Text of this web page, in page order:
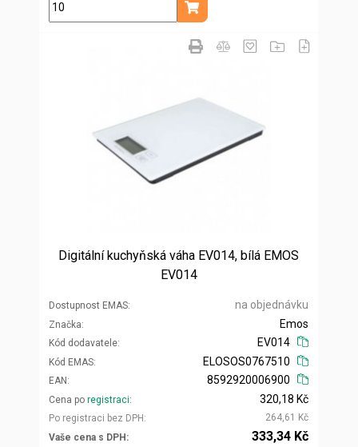
ks
Přidat do košíku
Digitální kuchyňská váha EV014, bílá EMOS
EV014
Dostupnost EMAS na objednávku
Značka
Kód dodavatele
Emos
EV014
Kód EMAS
EAN
ELOSOS0767510
8592920006900
Cena po registraci
Po registraci bez DPH
320,18 Kč
264,61 Kč
Vaše cena s DPH
333,34 Kč